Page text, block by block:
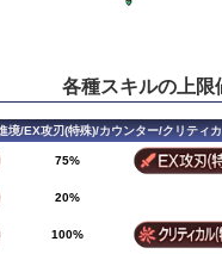
各種スキルの上限
境/EX攻刃(特殊)/カウンター/クリティ
75%
20%
100%